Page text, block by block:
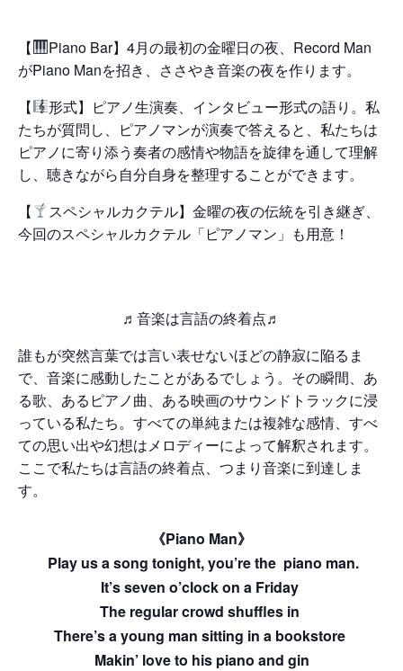
【
Piano Bar】4月の最初の金曜日の夜、Record Man
がPiano Manを招き、ささやき音楽の夜を作ります。
【
形式】ピアノ生演奏、インタビュー形式の語り。私
たちが質問し、ピアノマンが演奏で答えると、私たちは
ピアノに寄り添う奏者の感情や物語を旋律を通して理解
し、聴きながら自分自身を整理することができます。
【
スペシャルカクテル】金曜の夜の伝統を引き継ぎ、
今回のスペシャルカクテル「ピアノマン」も用意！
♬音楽は言語の終着点♬
誰もが突然言葉では言い表せないほどの静寂に陥るま
で、音楽に感動したことがあるでしょう。その瞬間、あ
る歌、あるピアノ曲、ある映画のサウンドトラックに浸
っている私たち。すべての単純または複雑な感情、すべ
ての思い出や幻想はメロディーによって解釈されます。
ここで私たちは言語の終着点、つまり音楽に到達しま
す。
《Piano Man》
Play us a song tonight, you’re the piano man.
It’s seven o’clock on a Friday
The regular crowd shuffles in
There’s a young man sitting in a bookstore
Makin’ love to his piano and gin